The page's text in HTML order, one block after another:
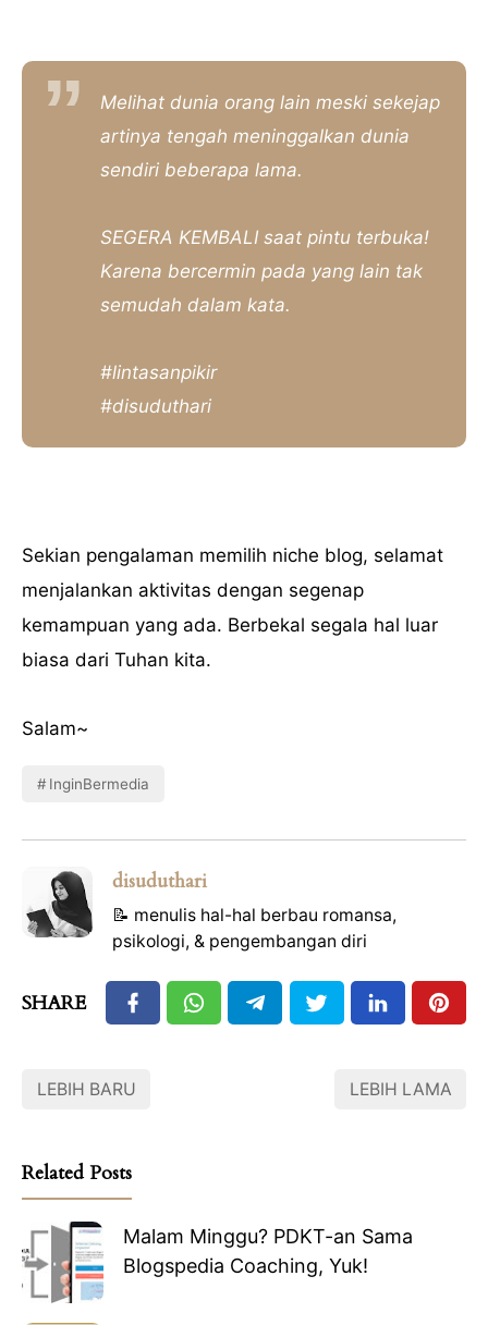
Melihat dunia orang lain meski sekejap
artinya tengah meninggalkan dunia
sendiri beberapa lama.
SEGERA KEMBALI saat pintu terbuka!
Karena bercermin pada yang lain tak
semudah dalam kata.
#lintasanpikir
#disuduthari
Sekian pengalaman memilih niche blog, selamat
menjalankan aktivitas dengan segenap
kemampuan yang ada. Berbekal segala hal luar
biasa dari Tuhan kita.
Salam~
InginBermedia
disuduthari
📝 menulis hal-hal berbau romansa,
psikologi, & pengembangan diri
SHARE
LEBIH BARU LEBIH LAMA
Related Posts
Malam Minggu? PDKT-an Sama
Blogspedia Coaching, Yuk!